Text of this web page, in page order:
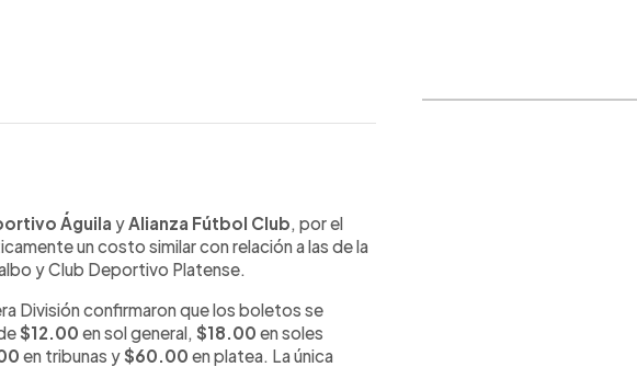
Águila yAlianza Fútbol Club, por el
un costo similar con relación a las de la
y Club Deportivo Platense.
División confirmaron que los boletos se
$12.00 en sol general, $18.00 en soles
en tribunas y $60.00 en platea. La única